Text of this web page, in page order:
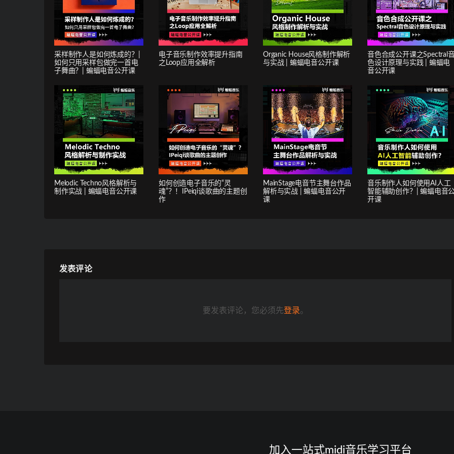
采样制作人是如何炼成的？|
如何只用采样包做完一首电
子舞曲？| 蝙蝠电音公开课
电子音乐制作效率提升指南
之Loop应用全解析
Organic House风格制作解析
与实战 | 蝙蝠电音公开课
音色合成公开课之Spectral
色设计原理与实践 | 蝙蝠电
音公开课
Melodic Techno风格解析与
制作实战 | 蝙蝠电音公开课
如何创造电子音乐的“灵
魂”？！IPeiqi谈歌曲的主题创
作
MainStage电音节主舞台作品
解析与实战 | 蝙蝠电音公开
课
音乐制作人如何使用AI人工
智能辅助创作？| 蝙蝠电音
开课
发表评论
要发表评论，您必须先登录。
加入一站式midi音乐学习平台